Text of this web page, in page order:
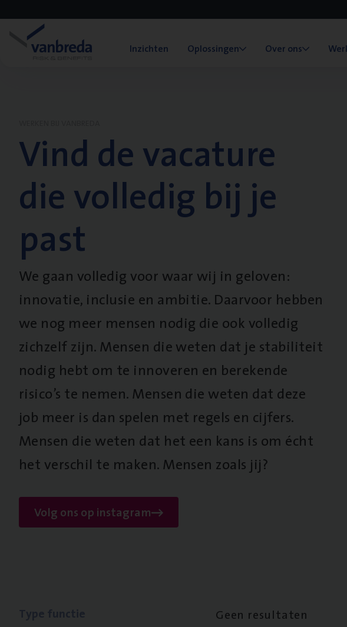
Inzichten Oplossingen Over ons
Vind de vacature
die volledig bij je
past
We gaan volledig voor waar wij in geloven:
innovatie, inclusie en ambitie. Daarvoor hebben
we nog meer mensen nodig die ook volledig
zichzelf zijn. Mensen die weten dat je stabiliteit
nodig hebt om te innoveren en berekende
risico’s te nemen. Mensen die weten dat deze
job meer is dan spelen met regels en cijfers.
Mensen die weten dat het een kans is om écht
het verschil te maken. Mensen zoals jij?
Volg ons op instagram
Geen resultaten